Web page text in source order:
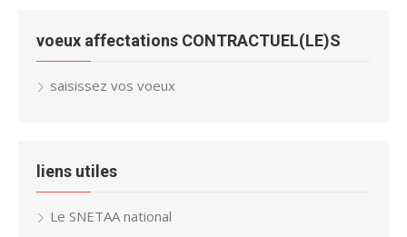
voeux affectations CONTRACTUEL(LE)S
saisissez vos voeux
liens utiles
Le SNETAA national